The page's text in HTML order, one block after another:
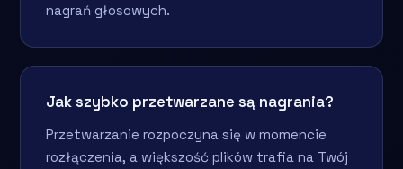
nagrań głosowych.
Jak szybko przetwarzane są nagrania?
Przetwarzanie rozpoczyna się w momencie
rozłączenia, a większość plików trafia na Twój